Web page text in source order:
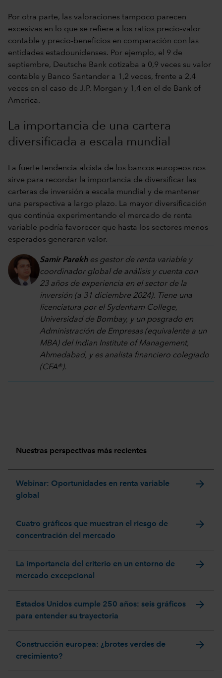
Por otra parte, las valoraciones tampoco parecen
excesivas en lo que se refiere a los ratios precio-valor
contable y precio-beneficios en comparación con las
entidades estadounidenses. Por ejemplo, el 9 de
septiembre, Deutsche Bank cotizaba a 0,9 veces su valor
contable y Banco Santander a 1,2 veces, frente a 2,4
veces en el caso de J.P. Morgan y 1,4 en el de Bank of
America.
La importancia de una cartera
diversificada a escala mundial
La fuerte tendencia alcista de los bancos europeos nos
sirve para recordar la importancia de diversificar las
carteras de inversión a escala mundial y de mantener
una perspectiva a largo plazo. La mayor diversificación
que continúa experimentando el mercado de renta
variable podría favorecer que hasta los sectores menos
esperados generaran valor.
Samir Parekhes gestor de renta variable y
coordinador global de análisis y cuenta con
23 años de experiencia en el sector de la
inversión (a 31 diciembre 2024). Tiene una
licenciatura por el Sydenham College,
Universidad de Bombay, y un posgrado en
Administración de Empresas (equivalente a un
MBA) del Indian Institute of Management,
Ahmedabad, y es analista financiero colegiado
(CFA®).
Nuestras perspectivas más recientes
Webinar: Oportunidades en renta variable
global
arrow_forward
Cuatro gráficos que muestran el riesgo de
concentración del mercado
arrow_forward
La importancia del criterio en un entorno de
mercado excepcional
arrow_forward
Estados Unidos cumple 250 años: seis gráficos
para entender su trayectoria
arrow_forward
Construcción europea: ¿brotes verdes de
crecimiento?
arrow_forward